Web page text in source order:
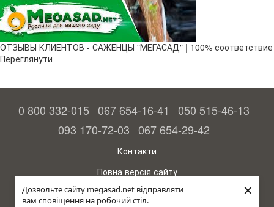
Дозвольте сайту megasad.net відправляти
вам сповіщення на робочий стіл.
×
ОТЗЫВЫ КЛИЕНТОВ - САЖЕНЦЫ "МЕГАСАД" | 100% соответствие
Переглянути
0 800 332-015 067 654-16-41
050 515-46-13
093 170-72-03 067 654-29-42
Контакти
Повна версія сайту
© 2015—2026
Megasad – гарантія високого врожаю